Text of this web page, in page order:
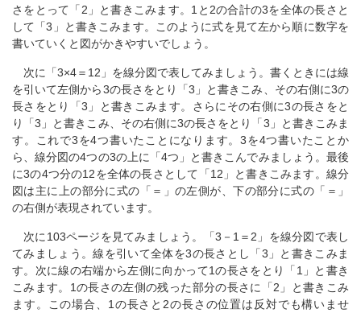
さをとって「2」と書きこみます。1と2の合計の3を全体の長さと
して「3」と書きこみます。このように式を見て左から順に数字を
書いていくと図がかきやすいでしょう。
次に「3×4＝12」を線分図で表してみましょう。書くときには線
を引いて左側から3の長さをとり「3」と書きこみ、その右側に3の
長さをとり「3」と書きこみます。さらにその右側に3の長さをと
り「3」と書きこみ、その右側に3の長さをとり「3」と書きこみま
す。これで3を4つ書いたことになります。3を4つ書いたことか
ら、線分図の4つの3の上に「4つ」と書きこんでみましょう。最後
に3の4つ分の12を全体の長さとして「12」と書きこみます。線分
図は主に上の部分に式の「＝」の左側が、下の部分に式の「＝」
の右側が表現されています。
次に103ページを見てみましょう。「3－1＝2」を線分図で表し
てみましょう。線を引いて全体を3の長さとし「3」と書きこみま
す。次に線の右端から左側に向かって1の長さをとり「1」と書き
こみます。1の長さの左側の残った部分の長さに「2」と書きこみ
ます。この場合、1の長さと2の長さの位置は反対でも構いませ